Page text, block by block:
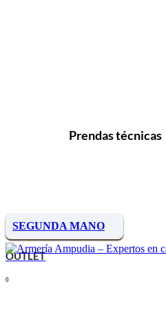
Prendas técnicas
SEGUNDA MANO
OUTLET
0